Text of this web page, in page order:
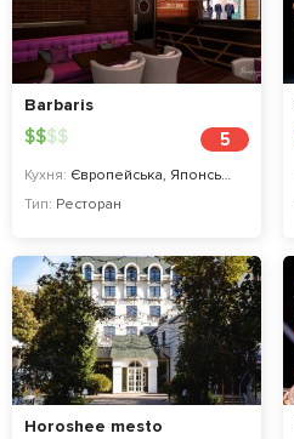
Barbaris
Кухня: Європейська, Японська
Тип: Ресторан
5
$$$$
Horoshee mesto